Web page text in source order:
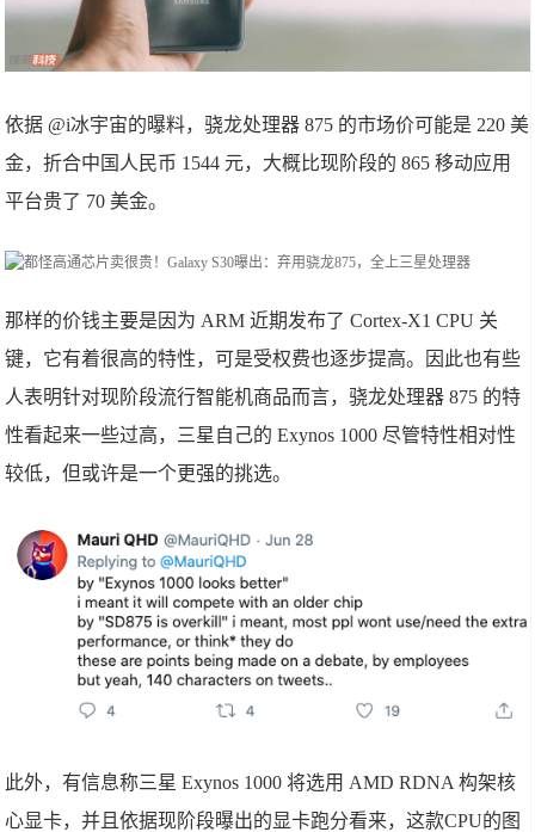
依据 @i冰宇宙的曝料，骁龙处理器 875 的市场价可能是 220 美
金，折合中国人民币 1544 元，大概比现阶段的 865 移动应用
平台贵了 70 美金。
那样的价钱主要是因为 ARM 近期发布了 Cortex-X1 CPU 关
键，它有着很高的特性，可是受权费也逐步提高。因此也有些
人表明针对现阶段流行智能机商品而言，骁龙处理器 875 的特
性看起来一些过高，三星自己的 Exynos 1000 尽管特性相对性
较低，但或许是一个更强的挑选。
此外，有信息称三星 Exynos 1000 将选用 AMD RDNA 构架核
心显卡，并且依据现阶段曝出的显卡跑分看来，这款CPU的图